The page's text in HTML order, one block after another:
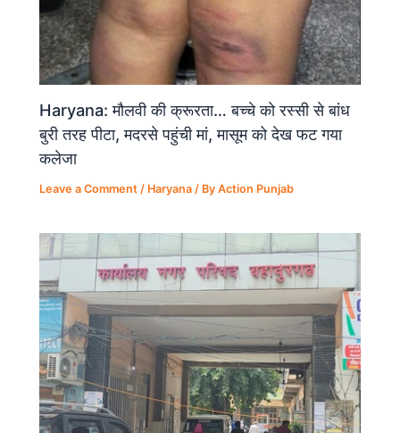
Haryana: मौलवी की क्रूरता… बच्चे को रस्सी से बांध
बुरी तरह पीटा, मदरसे पहुंची मां, मासूम को देख फट गया
कलेजा
Leave a Comment / Haryana / ByAction Punjab